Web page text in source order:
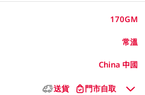
170GM
常溫
China 中國
送貨 門市自取